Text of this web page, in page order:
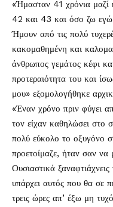
«Ήμασταν 41 χρόνια μαζί
42 και 43 και όσο ζω εγώ
Ήμουν από τις πολύ
κακομαθημένη και
άνθρωπος γεμάτος κέφι
προτεραιότητα του και
μου» εξομολογήθηκε
«Έναν χρόνο πριν φύγει
τον είχαν καθηλώσει στο
πολύ εύκολο το οξυγόνο
προετοίμαζε, ήταν σαν να
Ουσιαστικά
υπάρχει αυτός που θα σε
τρεις ώρες απ’ έξω μη